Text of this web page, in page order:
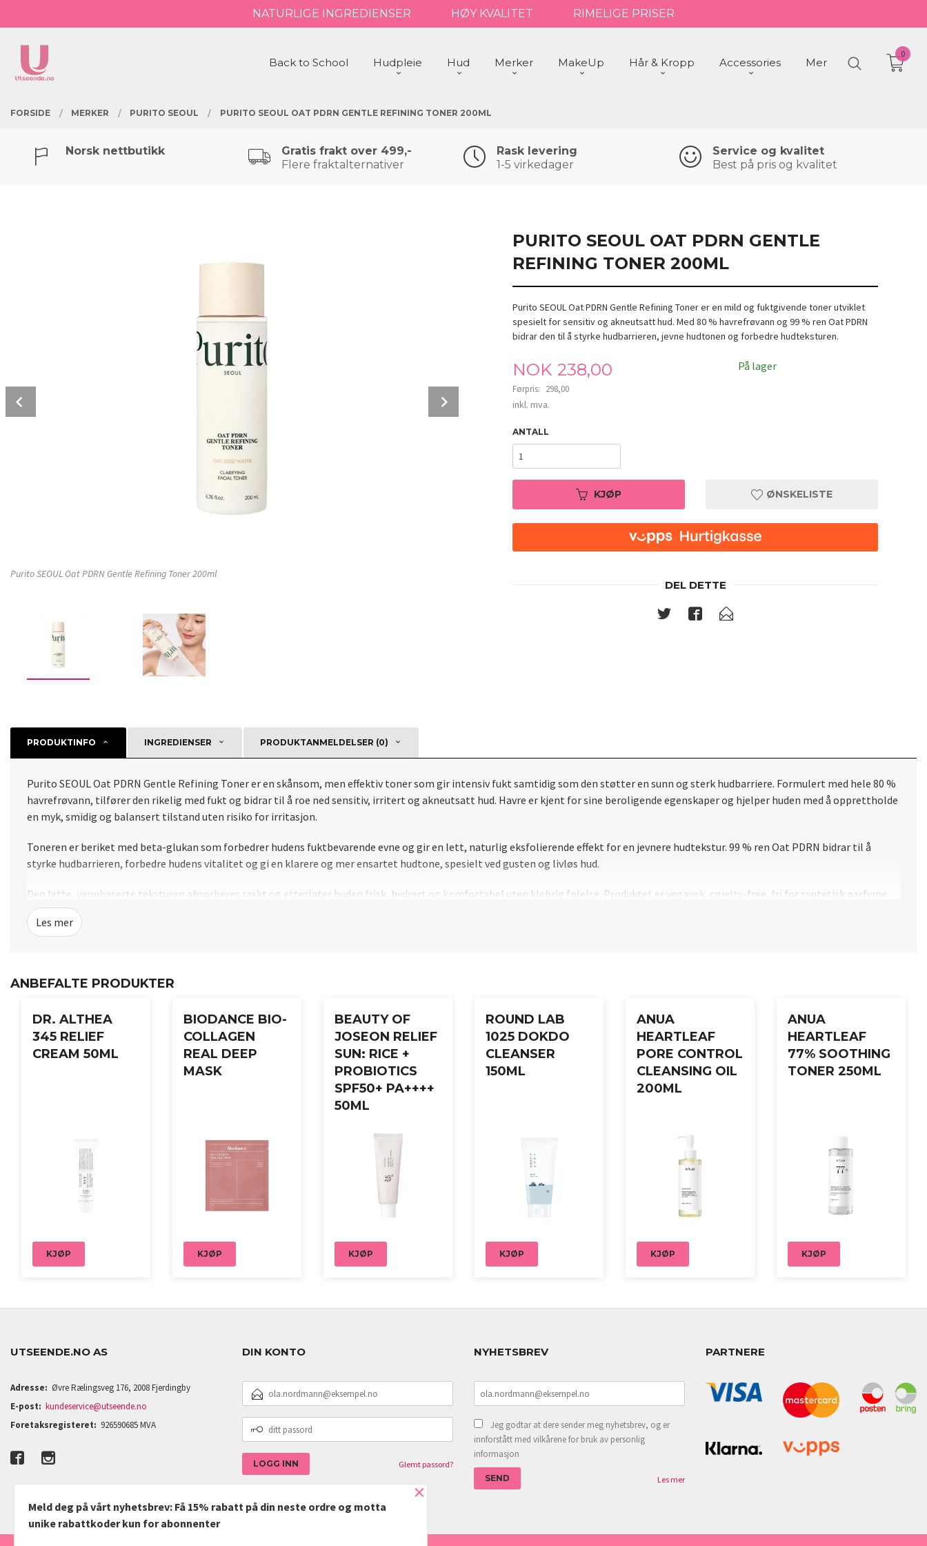
til
NATURLIGE INGREDIENSER HØY KVALITET RIMELIGE PRISER
PRODUKTER
Back to School Hudpleie Hud Merker MakeUp Hår & Kropp Accessories Mer
0
FORSIDE MERKER PURITO SEOUL PURITO SEOUL OAT PDRN GENTLE REFINING TONER 200ML
Norsk nettbutikk
Gratis frakt over 499,-
Flere fraktalternativer
Rask levering
1-5 virkedager
Service og kvalitet
Best på pris og kvalitet
Purito SEOUL Oat PDRN Gentle Refining Toner 200ml
PURITO SEOUL OAT PDRN GENTLE
REFINING TONER 200ML
Purito SEOUL Oat PDRN Gentle Refining Toner er en mild og fuktgivende toner utviklet
spesielt for sensitiv og akneutsatt hud. Med 80 % havrefrøvann og 99 % ren Oat PDRN
bidrar den til å styrke hudbarrieren, jevne hudtonen og forbedre hudteksturen.
Tilbud
NOK 238,00
Førpris: 298,00
Rabatt
inkl. mva.
På lager
ANTALL
KJØP ØNSKELISTE
DEL DETTE
PRODUKTINFO INGREDIENSER PRODUKTANMELDELSER (0)
Purito SEOUL Oat PDRN Gentle Refining Toner er en skånsom, men effektiv toner som gir intensiv fukt samtidig som den støtter en sunn og sterk hudbarriere. Formulert med hele 80 %
havrefrøvann, tilfører den rikelig med fukt og bidrar til å roe ned sensitiv, irritert og akneutsatt hud. Havre er kjent for sine beroligende egenskaper og hjelper huden med å opprettholde
en myk, smidig og balansert tilstand uten risiko for irritasjon.
Toneren er beriket med beta-glukan som forbedrer hudens fuktbevarende evne og gir en lett, naturlig eksfolierende effekt for en jevnere hudtekstur. 99 % ren Oat PDRN bidrar til å
styrke hudbarrieren, forbedre hudens vitalitet og gi en klarere og mer ensartet hudtone, spesielt ved gusten og livløs hud.
Den lette, vannbaserte teksturen absorberes raskt og etterlater huden frisk, hydrert og komfortabel uten klebrig følelse. Produktet er vegansk, cruelty-free, fri for syntetisk parfyme
og hypoallergen-testet, noe som gjør det ideelt også for svært sensitiv hud.
Bruksanvisning:
Les mer
ANBEFALTE PRODUKTER
DR. ALTHEA
345 RELIEF
CREAM 50ML
KJØP
BIODANCE BIO-
COLLAGEN
REAL DEEP
MASK
KJØP
BEAUTY OF
JOSEON RELIEF
SUN: RICE +
PROBIOTICS
SPF50+ PA++++
50ML
KJØP
ROUND LAB
1025 DOKDO
CLEANSER
150ML
KJØP
ANUA
HEARTLEAF
PORE CONTROL
CLEANSING OIL
200ML
KJØP
ANUA
HEARTLEAF
77% SOOTHING
TONER 250ML
KJØP
UTSEENDE.NO AS
Adresse: Øvre Rælingsveg 176, 2008 Fjerdingby
E-post: kundeservice@utseende.no
Foretaksregisteret: 926590685 MVA
DIN KONTO
POSTADRESSE
PASSORD
Glemt passord?
NYHETSBREV
Jeg godtar at dere sender meg nyhetsbrev, og er
innforstått med vilkårene for bruk av personlig
informasjon
Les mer
PARTNERE
×
Meld deg på vårt nyhetsbrev: Få 15% rabatt på din neste ordre og motta
unike rabattkoder kun for abonnenter